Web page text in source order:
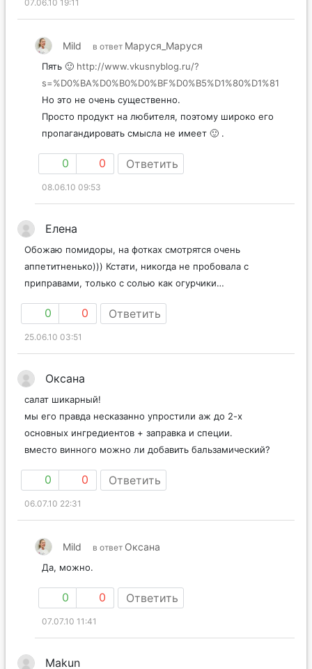
07.06.10 19:11
Mild в ответ Маруся_Маруся
Пять 🙂 http://www.vkusnyblog.ru/?
s=%D0%BA%D0%B0%D0%BF%D0%B5%D1%80%D1%81
Но это не очень существенно.
Просто продукт на любителя, поэтому широко его
пропагандировать смысла не имеет 🙂 .
0 0 Ответить
08.06.10 09:53
Елена
Обожаю помидоры, на фотках смотрятся очень
аппетитненько))) Кстати, никогда не пробовала с
приправами, только с солью как огурчики…
0 0 Ответить
25.06.10 03:51
Оксана
салат шикарный!
мы его правда несказанно упростили аж до 2-х
основных ингредиентов + заправка и специи.
вместо винного можно ли добавить бальзамический?
0 0 Ответить
06.07.10 22:31
Mild в ответ Оксана
Да, можно.
0 0 Ответить
07.07.10 11:41
Makun